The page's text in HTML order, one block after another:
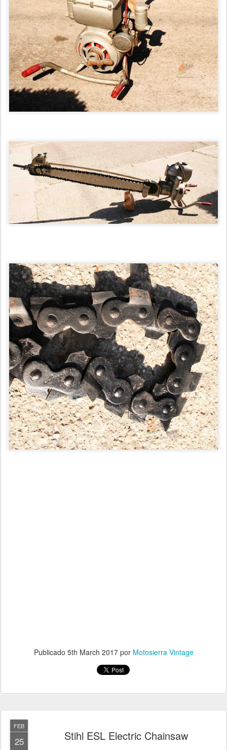
Publicado 5th March 2017por Motosierra Vintage
FEB
25 Stihl ESL Electric Chainsaw